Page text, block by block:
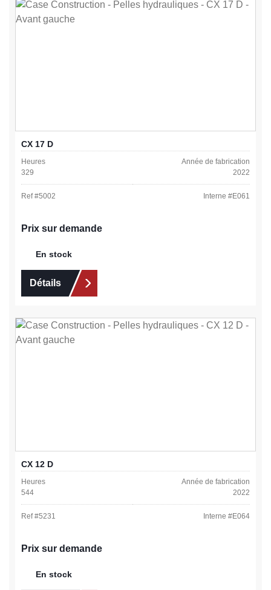
CX 17 D
Heures
329
Année de fabrication
2022
Ref #5002 Interne #E061
Prix sur demande
En stock
Détails
CX 12 D
Heures
544
Année de fabrication
2022
Ref #5231 Interne #E064
Prix sur demande
En stock